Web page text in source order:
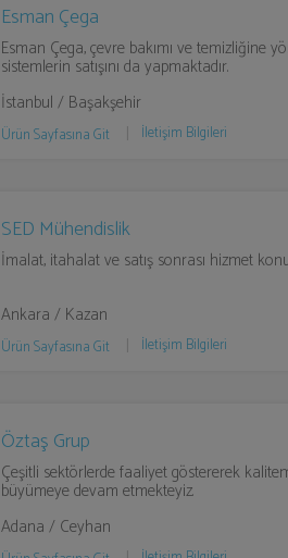
Esman Çega
Esman Çega, çevre bakımı ve temizliğine
sistemlerin satışını da yapmaktadır.
İstanbul / Başakşehir
Ürün Sayfasına Git İletişim Bilgileri
SED Mühendislik
İmalat, itahalat ve satış sonrası hizmet
Ankara / Kazan
Ürün Sayfasına Git İletişim Bilgileri
Öztaş Grup
Çeşitli sektörlerde faaliyet göstererek
büyümeye devam etmekteyiz.
Adana / Ceyhan